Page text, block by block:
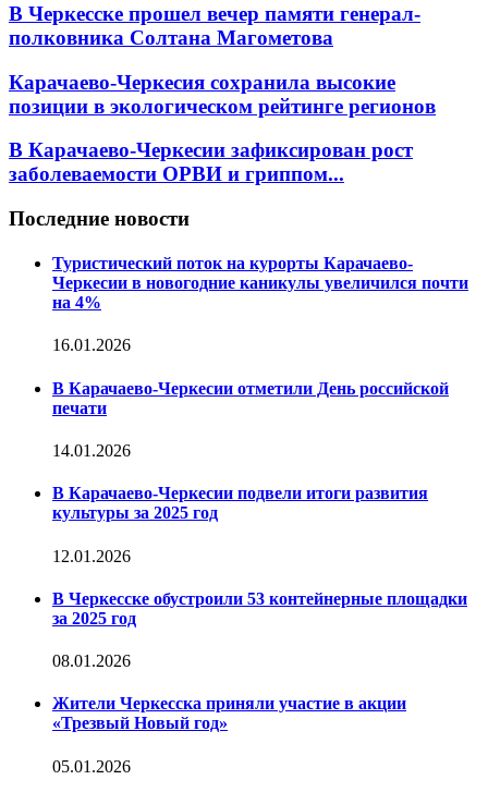
В Черкесске прошел вечер памяти генерал-
полковника Солтана Магометова
Карачаево-Черкесия сохранила высокие
позиции в экологическом рейтинге регионов
В Карачаево-Черкесии зафиксирован рост
заболеваемости ОРВИ и гриппом...
Последние новости
Туристический поток на курорты Карачаево-
Черкесии в новогодние каникулы увеличился почти
на 4%
16.01.2026
В Карачаево-Черкесии отметили День российской
печати
14.01.2026
В Карачаево-Черкесии подвели итоги развития
культуры за 2025 год
12.01.2026
В Черкесске обустроили 53 контейнерные площадки
за 2025 год
08.01.2026
Жители Черкесска приняли участие в акции
«Трезвый Новый год»
05.01.2026